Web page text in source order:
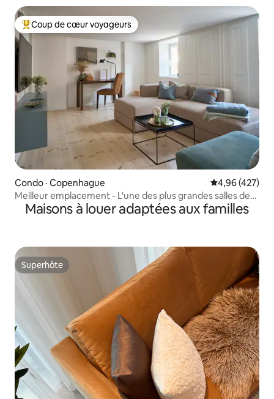
Coup de cœur voyageurs parmi les plus aimés
Coup de cœur voyageurs
Condo · Copenhague Note
4,96 (427)
Meilleur emplacement - L'une des plus grandes salles de
bain de CPH
Maisons à louer adaptées aux familles
Superhôte
Superhôte